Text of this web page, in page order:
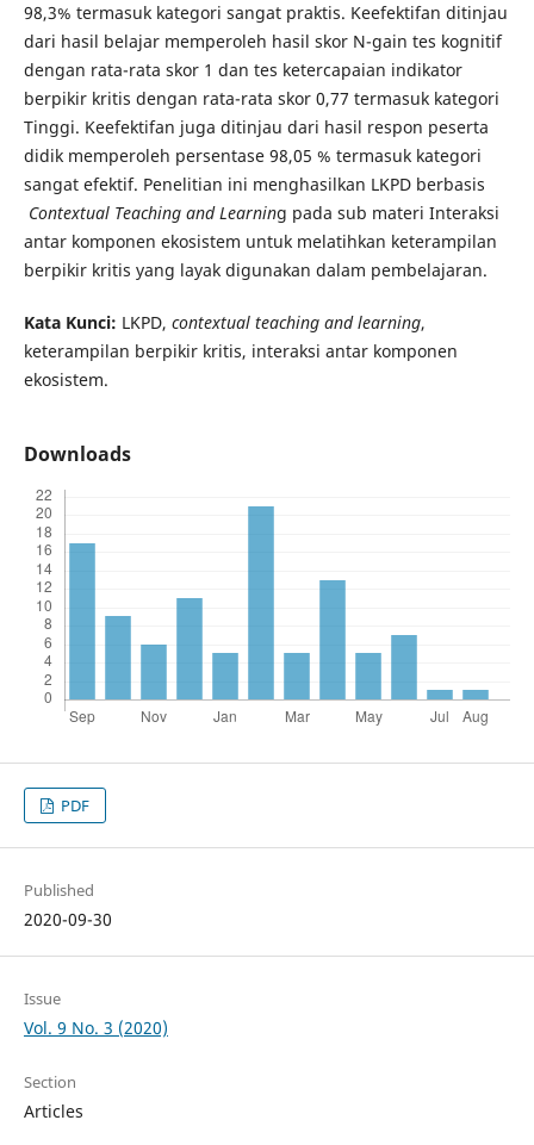
98,3% termasuk kategori sangat praktis. Keefektifan ditinjau
dari hasil belajar memperoleh hasil skor N-gain tes kognitif
dengan rata-rata skor 1 dan tes ketercapaian indikator
berpikir kritis dengan rata-rata skor 0,77 termasuk kategori
Tinggi. Keefektifan juga ditinjau dari hasil respon peserta
didik memperoleh persentase 98,05 % termasuk kategori
sangat efektif. Penelitian ini menghasilkan LKPD berbasis
Contextual Teaching and Learning pada sub materi Interaksi
antar komponen ekosistem untuk melatihkan keterampilan
berpikir kritis yang layak digunakan dalam pembelajaran.
Kata Kunci: LKPD, contextual teaching and learning,
keterampilan berpikir kritis, interaksi antar komponen
ekosistem.
Downloads
PDF
Published
2020-09-30
Issue
Vol. 9 No. 3 (2020)
Section
Articles